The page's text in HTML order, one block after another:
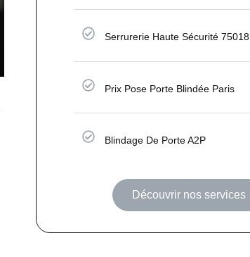
Serrurerie Haute Sécurité 75018
Prix Pose Porte Blindée Paris
Blindage De Porte A2P
Découvrir nos services